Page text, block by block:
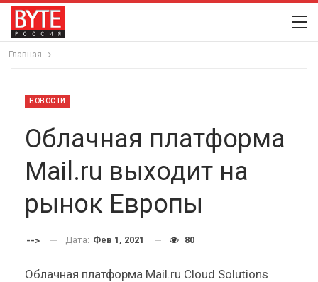
Главная
НОВОСТИ
Облачная платформа
Mail.ru выходит на
рынок Европы
--> Дата: Фев 1, 2021 80
Облачная платформа Mail.ru Cloud Solutions